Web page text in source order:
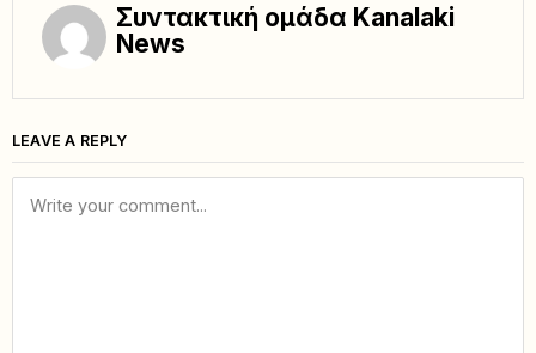
Συντακτική ομάδα Kanalaki
News
LEAVE A REPLY